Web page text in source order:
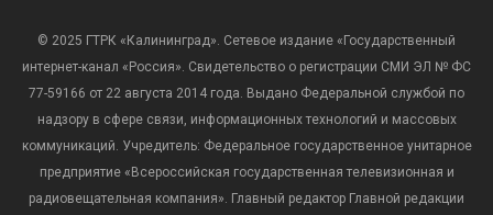
© 2025 ГТРК «Калининград». Сетевое издание «Государственный
интернет-канал «Россия». Свидетельство о регистрации СМИ ЭЛ № ФС
77-59166 от 22 августа 2014 года. Выдано Федеральной службой по
надзору в сфере связи, информационных технологий и массовых
коммуникаций. Учредитель: Федеральное государственное унитарное
предприятие «Всероссийская государственная телевизионная и
радиовещательная компания». Главный редактор Главной редакции